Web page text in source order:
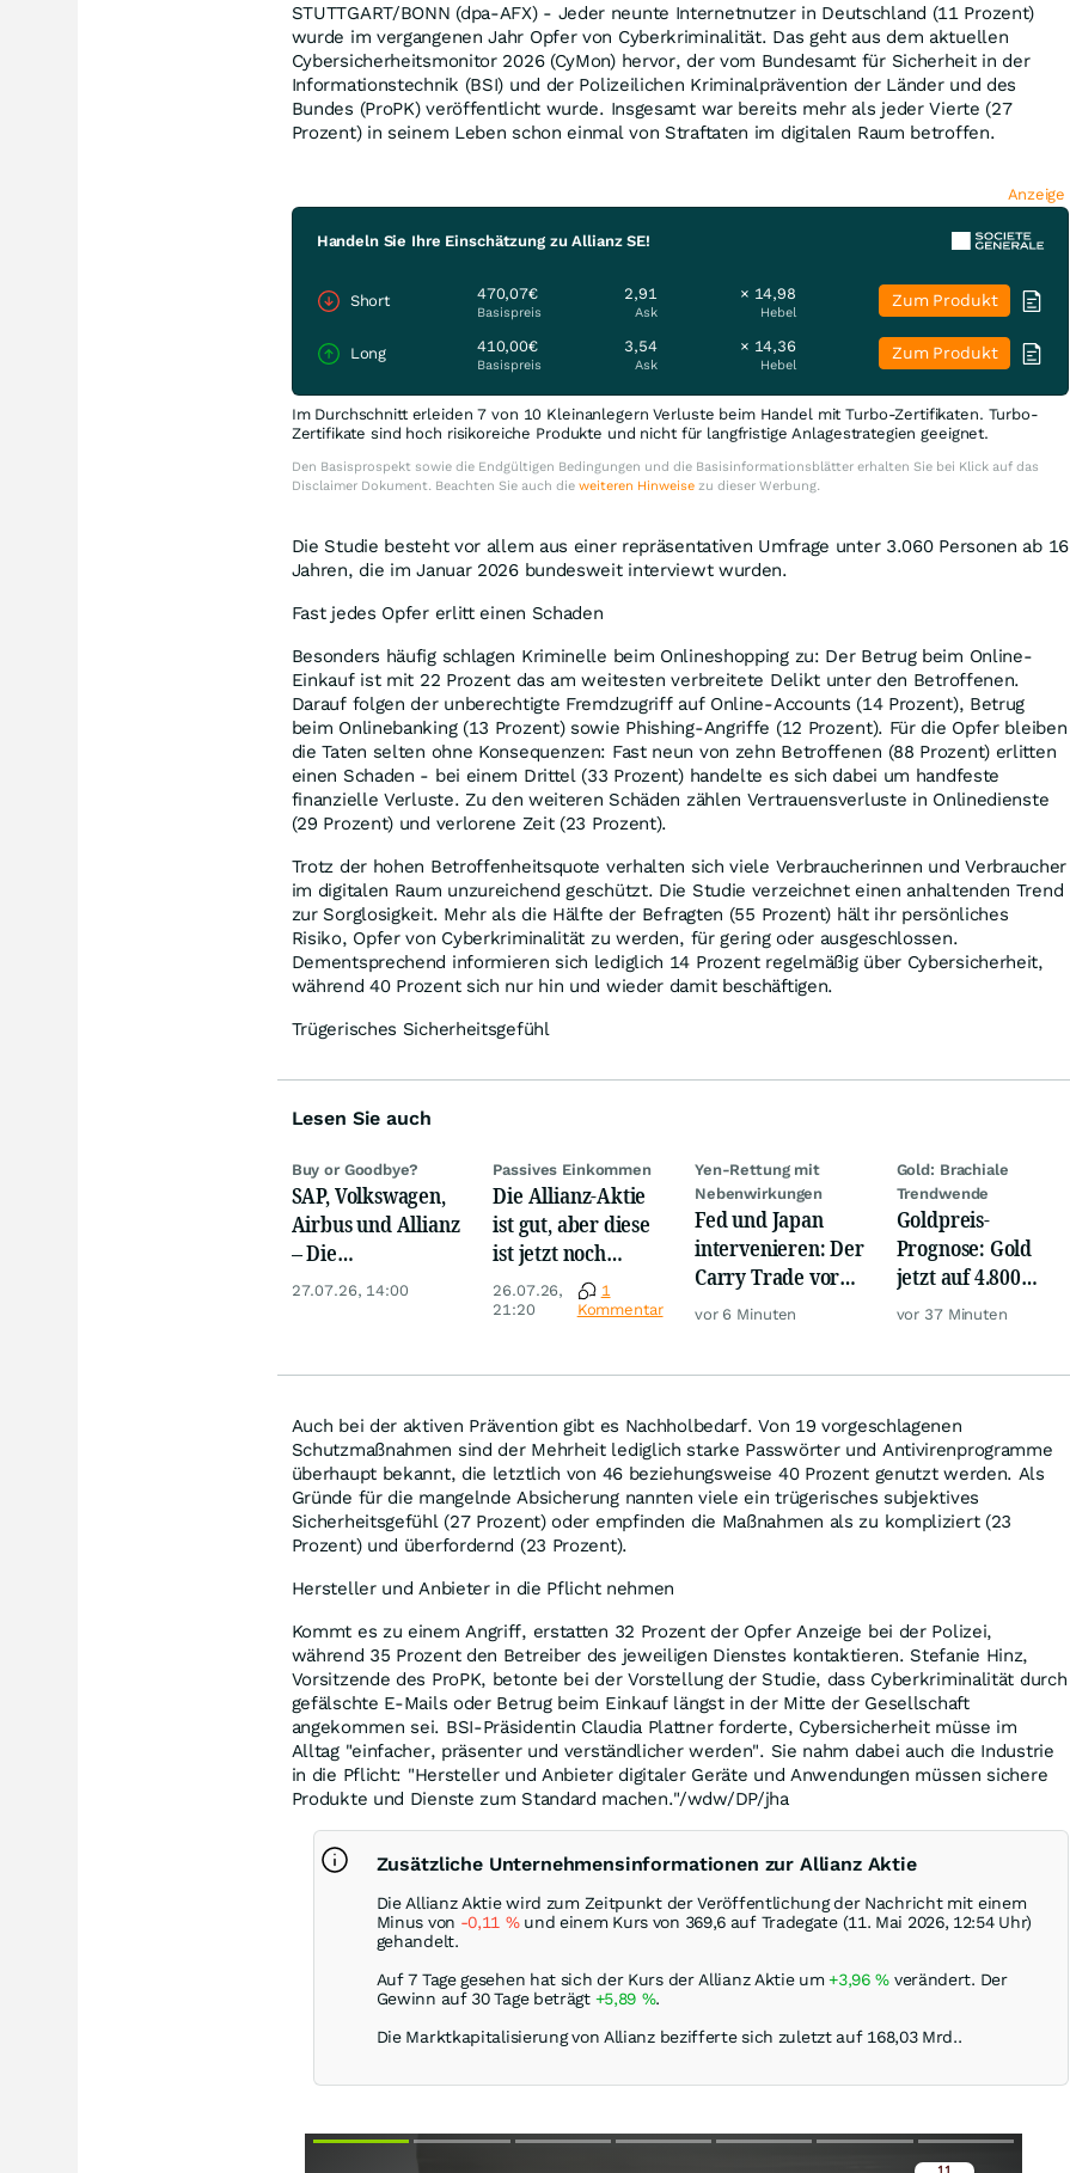
STUTTGART/BONN (dpa-AFX) - Jeder neunte Internetnutzer in Deutschland (11 Prozent)
wurde im vergangenen Jahr Opfer von Cyberkriminalität. Das geht aus dem aktuellen
Cybersicherheitsmonitor 2026 (CyMon) hervor, der vom Bundesamt für Sicherheit in der
Informationstechnik (BSI) und der Polizeilichen Kriminalprävention der Länder und des
Bundes (ProPK) veröffentlicht wurde. Insgesamt war bereits mehr als jeder Vierte (27
Prozent) in seinem Leben schon einmal von Straftaten im digitalen Raum betroffen.
Anzeige
Handeln Sie Ihre Einschätzung zu Allianz SE!
Short 470,07€
Basispreis
2,91
Ask
× 14,98
Hebel
Zum Produkt
Long 410,00€
Basispreis
3,54
Ask
× 14,36
Hebel
Zum Produkt
Im Durchschnitt erleiden 7 von 10 Kleinanlegern Verluste beim Handel mit Turbo-Zertifikaten. Turbo-
Zertifikate sind hoch risikoreiche Produkte und nicht für langfristige Anlagestrategien geeignet.
Den Basisprospekt sowie die Endgültigen Bedingungen und die Basisinformationsblätter erhalten Sie bei Klick auf das
Disclaimer Dokument. Beachten Sie auch die weiteren Hinweisezu dieser Werbung.
Die Studie besteht vor allem aus einer repräsentativen Umfrage unter 3.060 Personen ab 16
Jahren, die im Januar 2026 bundesweit interviewt wurden.
Fast jedes Opfer erlitt einen Schaden
Besonders häufig schlagen Kriminelle beim Onlineshopping zu: Der Betrug beim Online-
Einkauf ist mit 22 Prozent das am weitesten verbreitete Delikt unter den Betroffenen.
Darauf folgen der unberechtigte Fremdzugriff auf Online-Accounts (14 Prozent), Betrug
beim Onlinebanking (13 Prozent) sowie Phishing-Angriffe (12 Prozent). Für die Opfer bleiben
die Taten selten ohne Konsequenzen: Fast neun von zehn Betroffenen (88 Prozent) erlitten
einen Schaden - bei einem Drittel (33 Prozent) handelte es sich dabei um handfeste
finanzielle Verluste. Zu den weiteren Schäden zählen Vertrauensverluste in Onlinedienste
(29 Prozent) und verlorene Zeit (23 Prozent).
Trotz der hohen Betroffenheitsquote verhalten sich viele Verbraucherinnen und Verbraucher
im digitalen Raum unzureichend geschützt. Die Studie verzeichnet einen anhaltenden Trend
zur Sorglosigkeit. Mehr als die Hälfte der Befragten (55 Prozent) hält ihr persönliches
Risiko, Opfer von Cyberkriminalität zu werden, für gering oder ausgeschlossen.
Dementsprechend informieren sich lediglich 14 Prozent regelmäßig über Cybersicherheit,
während 40 Prozent sich nur hin und wieder damit beschäftigen.
Trügerisches Sicherheitsgefühl
Lesen Sie auch
Buy or Goodbye?
SAP, Volkswagen,
Airbus und Allianz
– Die
Analystenstimmen
27.07.26, 14:00
Passives Einkommen
Die Allianz-Aktie
ist gut, aber diese
ist jetzt noch
besser!
26.07.26,
21:20
1
Kommentar
Yen-Rettung mit
Nebenwirkungen
Fed und Japan
intervenieren: Der
Carry Trade vor
der Zerreißprobe
vor 6 Minuten
Gold: Brachiale
Trendwende
Goldpreis-
Prognose: Gold
jetzt auf 4.800
USD? Anleger
vor 37 Minuten
Auch bei der aktiven Prävention gibt es Nachholbedarf. Von 19 vorgeschlagenen
Schutzmaßnahmen sind der Mehrheit lediglich starke Passwörter und Antivirenprogramme
überhaupt bekannt, die letztlich von 46 beziehungsweise 40 Prozent genutzt werden. Als
Gründe für die mangelnde Absicherung nannten viele ein trügerisches subjektives
Sicherheitsgefühl (27 Prozent) oder empfinden die Maßnahmen als zu kompliziert (23
Prozent) und überfordernd (23 Prozent).
Hersteller und Anbieter in die Pflicht nehmen
Kommt es zu einem Angriff, erstatten 32 Prozent der Opfer Anzeige bei der Polizei,
während 35 Prozent den Betreiber des jeweiligen Dienstes kontaktieren. Stefanie Hinz,
Vorsitzende des ProPK, betonte bei der Vorstellung der Studie, dass Cyberkriminalität durch
gefälschte E-Mails oder Betrug beim Einkauf längst in der Mitte der Gesellschaft
angekommen sei. BSI-Präsidentin Claudia Plattner forderte, Cybersicherheit müsse im
Alltag "einfacher, präsenter und verständlicher werden". Sie nahm dabei auch die Industrie
in die Pflicht: "Hersteller und Anbieter digitaler Geräte und Anwendungen müssen sichere
Produkte und Dienste zum Standard machen."/wdw/DP/jha
Zusätzliche Unternehmensinformationen zur Allianz Aktie
Die Allianz Aktie wird zum Zeitpunkt der Veröffentlichung der Nachricht mit einem
Minus von -0,11 %und einem Kurs von 369,6 auf Tradegate (11. Mai 2026, 12:54 Uhr)
gehandelt.
Auf 7 Tage gesehen hat sich der Kurs der Allianz Aktie um+3,96% verändert. Der
Gewinn auf 30 Tage beträgt +5,89 %.
Die Marktkapitalisierung von Allianz bezifferte sich zuletzt auf 168,03 Mrd..